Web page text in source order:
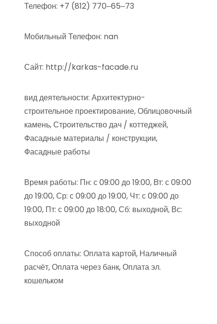
Телефон: +7 (812) 770‒65‒73
Мобильный Телефон: nan
Сайт: http://karkas-facade.ru
вид деятельности: Архитектурно-
строительное проектирование, Облицовочный
камень, Строительство дач / коттеджей,
Фасадные материалы / конструкции,
Фасадные работы
Время работы: Пн: с 09:00 до 19:00, Вт: с 09:00
до 19:00, Ср: с 09:00 до 19:00, Чт: с 09:00 до
19:00, Пт: с 09:00 до 18:00, Сб: выходной, Вс:
выходной
Способ оплаты: Оплата картой, Наличный
расчёт, Оплата через банк, Оплата эл.
кошельком